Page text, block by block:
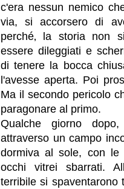
c'era nessun nemico
via, si accorsero di
perché‚ la storia non
essere dileggiati e
di tenere la bocca
l'avesse aperta. Poi
Ma il secondo pericolo
paragonare al primo.
Qualche giorno
attraverso un campo
dormiva al sole, con
occhi vitrei sbarrati.
terribile si spaventarono